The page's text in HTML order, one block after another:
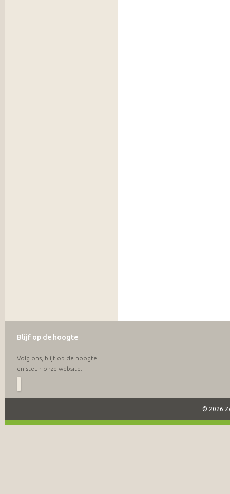
Blijf op de hoogte
Volg ons, blijf op de hoogte
en steun onze website.
© 2026